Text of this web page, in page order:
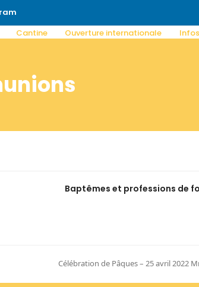
Cantine Ouverture internationale
Baptêmes et professions de
next
post:
Célébration de Pâques – 25 avril 2022